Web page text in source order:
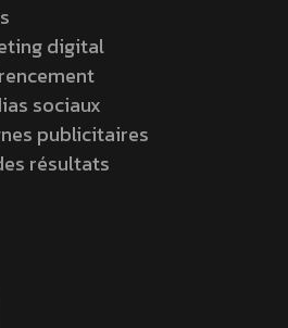
digital
sociaux
publicitaires
résultats